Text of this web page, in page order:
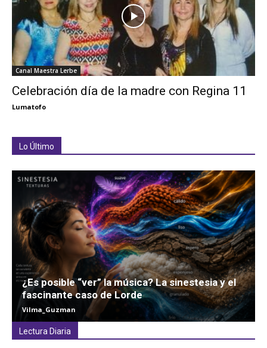
Canal Maestra Lerbe
Celebración día de la madre con Regina 11
Lumatofo
Lo Último
¿Es posible “ver” la música? La sinestesia y el
fascinante caso de Lorde
Vilma_Guzman
Lectura Diaria